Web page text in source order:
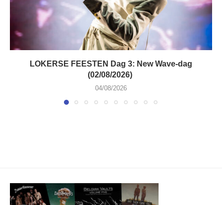
LOKERSE FEESTEN Dag 3: New Wave-dag
(02/08/2026)
04/08/2026